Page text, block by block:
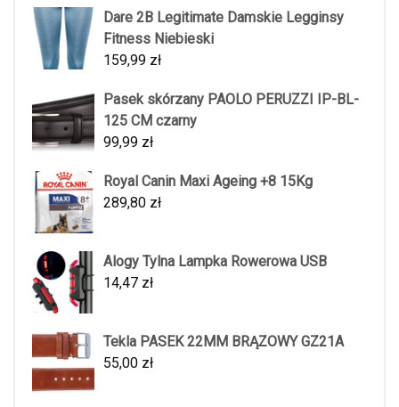
Dare 2B Legitimate Damskie Legginsy
Fitness Niebieski
159,99 zł
Pasek skórzany PAOLO PERUZZI IP-BL-
125 CM czarny
99,99 zł
Royal Canin Maxi Ageing +8 15Kg
289,80 zł
Alogy Tylna Lampka Rowerowa USB
14,47 zł
Tekla PASEK 22MM BRĄZOWY GZ21A
55,00 zł